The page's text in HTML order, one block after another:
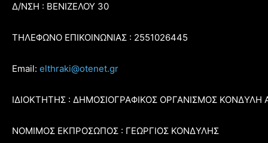
Δ/ΝΣΗ : ΒΕΝΙΖΕΛΟΥ 30
ΤΗΛΕΦΩΝΟ ΕΠΙΚΟΙΝΩΝΙΑΣ : 2551026445
Email: elthraki@otenet.gr
ΙΔΙΟΚΤΗΤΗΣ : ΔΗΜΟΣΙΟΓΡΑΦΙΚΟΣ ΟΡΓΑΝΙΣΜΟΣ ΚΟΝΔΥΛΗ
ΝΟΜΙΜΟΣ ΕΚΠΡΟΣΩΠΟΣ : ΓΕΩΡΓΙΟΣ ΚΟΝΔΥΛΗΣ